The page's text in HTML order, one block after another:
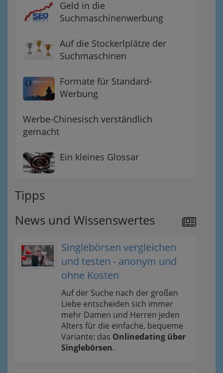
Geld in die
Suchmaschinenwerbung
Auf die Stockerlplätze der
Suchmaschinen
Formate für Standard-
Werbung
Werbe-Chinesisch verständlich
gemacht
Ein kleines Glossar
Tipps
News und Wissenswertes
Singlebörsen vergleichen
und testen - anonym und
ohne Kosten
Auf der Suche nach der großen
Liebe entscheiden sich immer
mehr Damen und Herren jeden
Alters für die einfache, bequeme
Variante: das Onlinedating über
Singlebörsen.